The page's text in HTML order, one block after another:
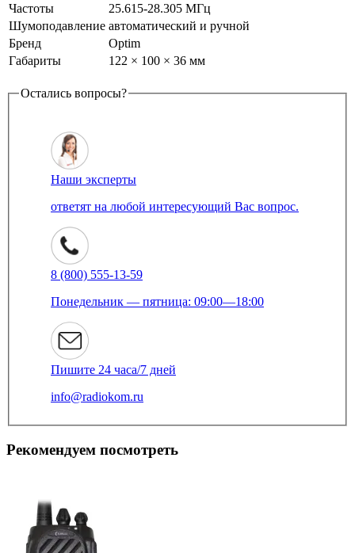
Частоты
25.615-28.305 МГц
Шумоподавление автоматический и ручной
Бренд
Optim
Габариты
122 × 100 × 36 мм
Остались вопросы?
Наши эксперты
ответят на любой интересующий Вас вопрос.
8 (800) 555-13-59
Понедельник — пятница: 09:00—18:00
Пишите 24 часа/7 дней
info@radiokom.ru
Рекомендуем посмотреть